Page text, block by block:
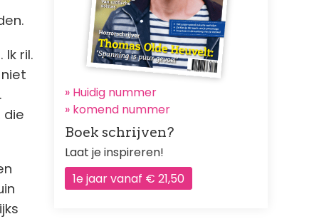
ril.
die
» Huidig nummer
» komend nummer
Boek schrijven?
Laat je inspireren!
1e jaar vanaf € 21,50